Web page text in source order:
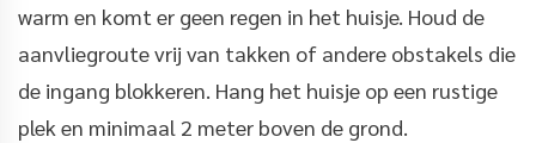
warm en komt er geen regen in het huisje. Houd de
aanvliegroute vrij van takken of andere obstakels die
de ingang blokkeren. Hang het huisje op een rustige
plek en minimaal 2 meter boven de grond.